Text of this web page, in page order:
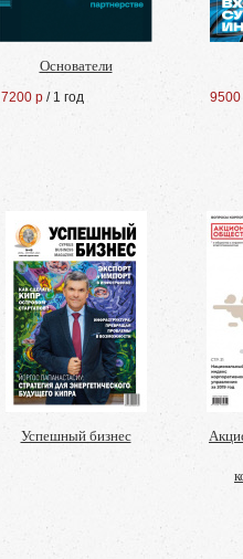
Основатели
7200 р / 1 год 9500
Успешный бизнес